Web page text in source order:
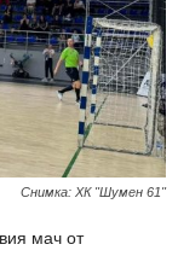
Снимка: ХК "Шумен 61"
мач от